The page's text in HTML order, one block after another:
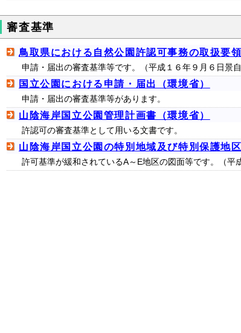
審査基準
鳥取県における自然公園許認可事務の取扱要
申請・届出の審査基準等です。（平成１６年９月６日景自
国立公園における申請・届出（環境省）
申請・届出の審査基準等があります。
山陰海岸国立公園管理計画書（環境省）
許認可の審査基準として用いる文書です。
山陰海岸国立公園の特別地域及び特別保護地
許可基準が緩和されているA～E地区の図面等です。（平